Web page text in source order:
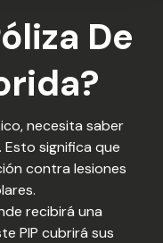
De
necesita saber
Esto significa que
contra lesiones
recibirá una
PIP cubrirá sus